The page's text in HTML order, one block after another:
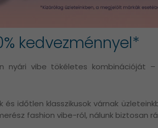
kedvezménnyel*
vibe tökéletes kombinációját
és időtlen klasszikusok várnak
fashion vibe-ról, nálunk biztosan